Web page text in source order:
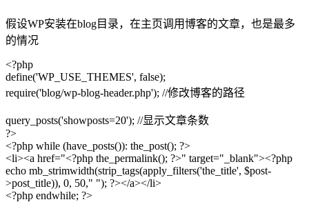
假设WP安装在blog目录，在主页调用博客的文章，也是最多
的情况
<?php
define('WP_USE_THEMES', false);
require('blog/wp-blog-header.php'); //修改博客的路径
query_posts('showposts=20'); //显示文章条数
?>
<?php while (have_posts()): the_post(); ?>
<li><a href="<?php the_permalink(); ?>" target="_blank"><?php
echo mb_strimwidth(strip_tags(apply_filters('the_title', $post-
>post_title)), 0, 50," "); ?></a></li>
<?php endwhile; ?>